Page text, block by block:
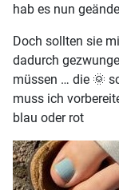
hab es nun
Doch sollten sie
dadurch
müssen … die 🌞
muss ich
blau oder rot